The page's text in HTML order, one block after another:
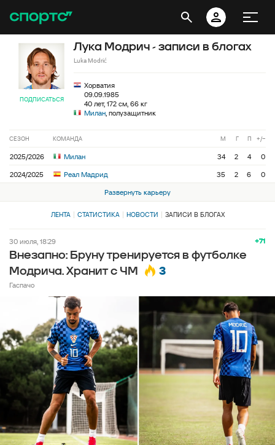
ПОДПИСАТЬСЯ
Лука Модрич - записи в блогах
Luka Modrić
Хорватия
09.09.1985
40 лет, 172 см, 66 кг
Милан, полузащитник
СЕЗОН КОМАНДА М Г П +/−
2025/2026 Милан 34 2 4
0
2024/2025
Реал Мадрид 35 2 6
0
Развернуть карьеру
ЛЕНТА СТАТИСТИКА НОВОСТИ ЗАПИСИ В БЛОГАХ
+71
30 июля, 18:29
Внезапно: Бруну тренируется в футболке
Модрича. Хранит с ЧМ
3
Гаспачо